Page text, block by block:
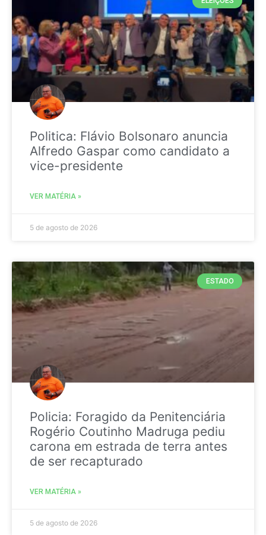
Politica: Flávio Bolsonaro anuncia
Alfredo Gaspar como candidato a
vice-presidente
VER MATÉRIA »
5 de agosto de 2026
ESTADO
Policia: Foragido da Penitenciária
Rogério Coutinho Madruga pediu
carona em estrada de terra antes
de ser recapturado
VER MATÉRIA »
5 de agosto de 2026